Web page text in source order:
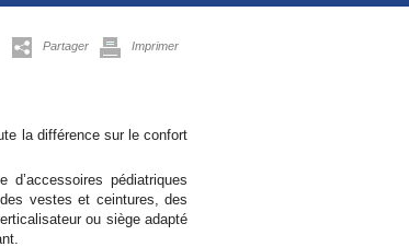
Partager Imprimer
la différence sur le confort
pédiatriques
vestes et ceintures, des
ou siège adapté
D'INFORMATION